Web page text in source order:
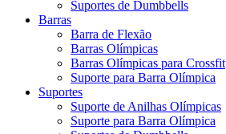
Suportes de Dumbbells
Barras
Barra de Flexão
Barras Olímpicas
Barras Olímpicas para Crossfit
Suporte para Barra Olímpica
Suportes
Suporte de Anilhas Olímpicas
Suporte para Barra Olímpica